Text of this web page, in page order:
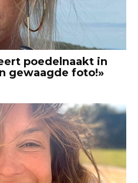
poedelnaakt in
gewaagde foto!»